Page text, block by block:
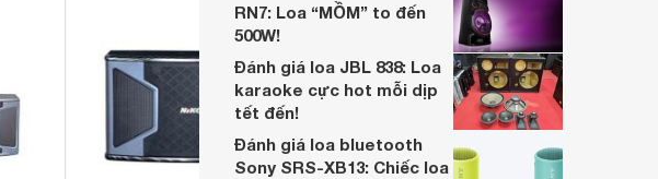
RN7: Loa “MỒM” to đến
500W!
Đánh giá loa JBL 838: Loa
karaoke cực hot mỗi dịp
tết đến!
Đánh giá loa bluetooth
Sony SRS-XB13: Chiếc loa